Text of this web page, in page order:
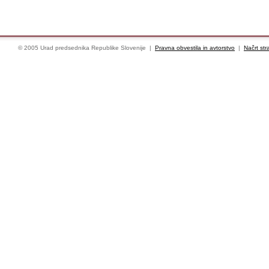
© 2005 Urad predsednika Republike Slovenije | Pravna obvestila in avtorstvo | Načrt